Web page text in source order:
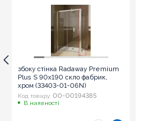
збоку стінка Radaway Premium
Plus S 90x190 скло фабрик,
хром (33403-01-06N)
Код товару: 00-00194385
В наявності